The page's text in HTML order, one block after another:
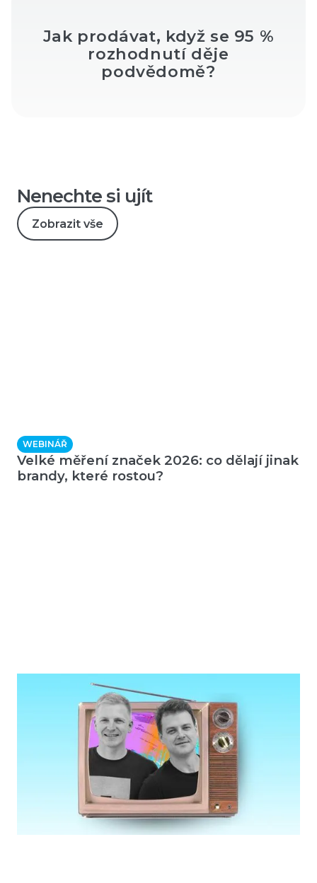
Jak prodávat, když se 95 %
rozhodnutí děje
podvědomě?
Nenechte si ujít
Zobrazit vše
WEBINÁŘ
Velké měření značek 2026: co dělají jinak
brandy, které rostou?
Why small brands must use TV